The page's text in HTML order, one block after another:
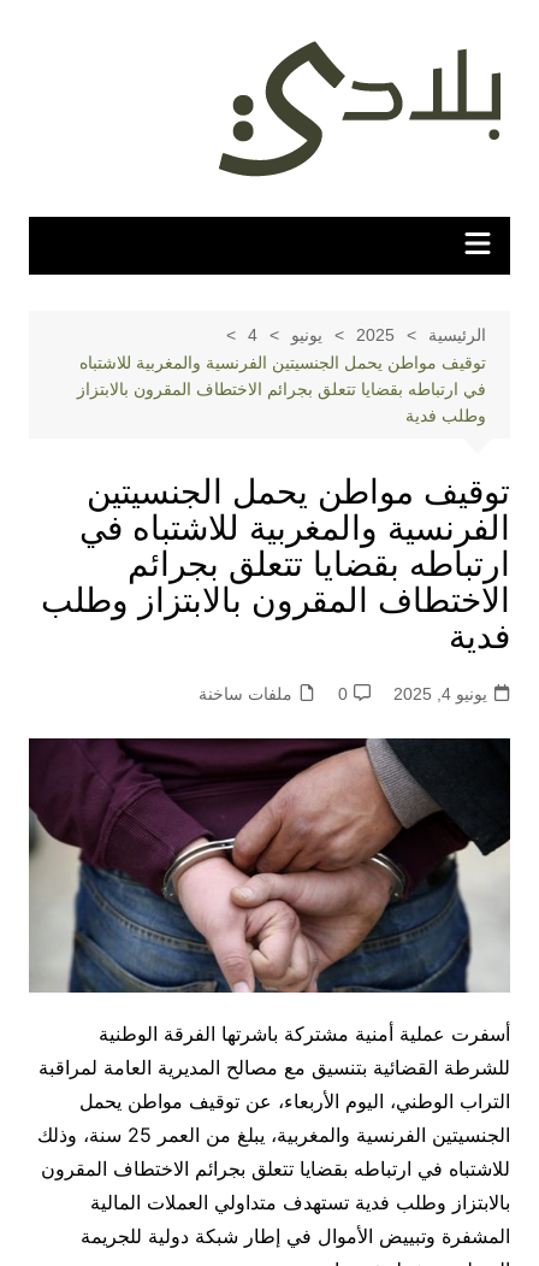
المحتوى
الرئيسية 2025 يونيو
4
توقيف مواطن يحمل الجنسيتين الفرنسية والمغربية للاشتباه
في ارتباطه بقضايا تتعلق بجرائم الاختطاف المقرون بالابتزاز
وطلب فدية
توقيف مواطن يحمل الجنسيتين
الفرنسية والمغربية للاشتباه في
ارتباطه بقضايا تتعلق بجرائم
الاختطاف المقرون بالابتزاز وطلب
فدية
يونيو 4, 2025 0 ملفات ساخنة
أسفرت عملية أمنية مشتركة باشرتها الفرقة الوطنية
للشرطة القضائية بتنسيق مع مصالح المديرية العامة لمراقبة
التراب الوطني، اليوم الأربعاء، عن توقيف مواطن يحمل
الجنسيتين الفرنسية والمغربية، يبلغ من العمر 25 سنة، وذلك
للاشتباه في ارتباطه بقضايا تتعلق بجرائم الاختطاف المقرون
بالابتزاز وطلب فدية تستهدف متداولي العملات المالية
المشفرة وتبييض الأموال في إطار شبكة دولية للجريمة